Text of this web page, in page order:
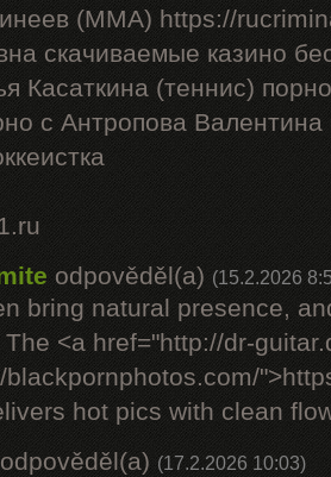
(ММА) https://
скачиваемые казино
Касаткина (теннис)
с Антропова
odpověděl(a) (15.2.2026
bring natural presence,
<a href="http://dr-
blackpornphotos.com/
hot pics with clean
odpověděl(a) (17.2.2026 10:03)